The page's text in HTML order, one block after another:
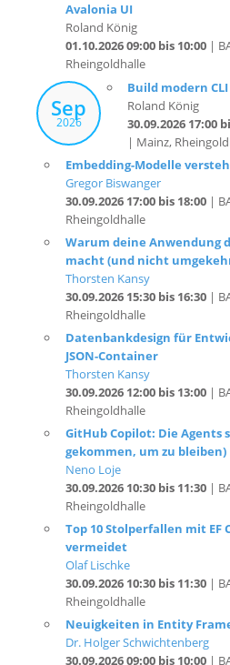
01.10.2026 09:00 bis 10:00
Rheingoldhalle
Sep
2026
Build modern
Roland König
30.09.2026 17:00
| Mainz,
Embedding-Modelle
Gregor Biswanger
30.09.2026 17:00 bis 18:00|
Rheingoldhalle
Warum deine Anwendung
macht (und nicht
Thorsten Kansy
30.09.2026 15:30 bis 16:30|
Rheingoldhalle
Datenbankdesign für
JSON-Container
Thorsten Kansy
30.09.2026 12:00 bis 13:00
Rheingoldhalle
GitHub Copilot: Die Agents
gekommen, um zu bleiben)
Neno Loje
30.09.2026 10:30 bis 11:30|
Rheingoldhalle
Top 10 Stolperfallen mit EF
vermeidet
Olaf Lischke
30.09.2026 10:30 bis 11:30
Rheingoldhalle
Neuigkeiten in Entity
Dr. Holger Schwichtenberg
30.09.2026 09:00 bis 10:00|
Rheingoldhalle